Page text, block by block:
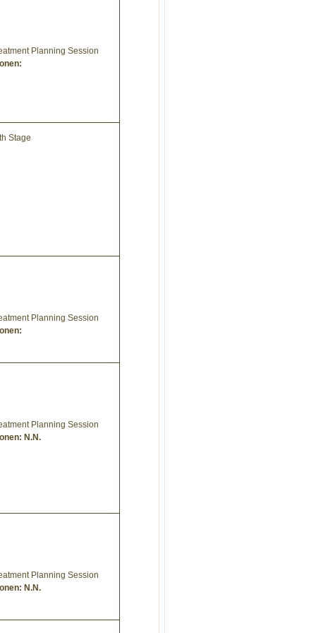
Planning Session
Stage
Planning Session
Planning Session
N.N.
Planning Session
N.N.